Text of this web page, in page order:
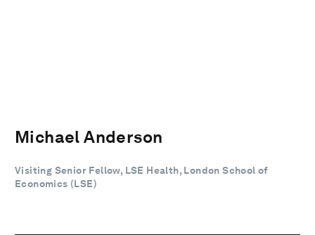
Michael Anderson
Visiting Senior Fellow, LSE Health, London School of
Economics (LSE)